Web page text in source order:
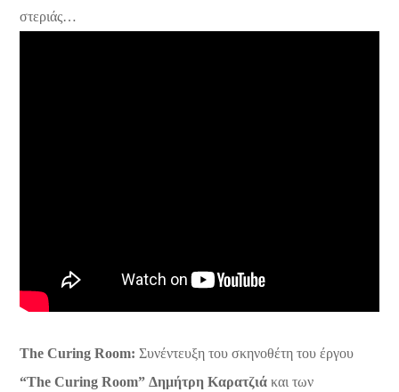
στεριάς…
The Curing Room: Συνέντευξη του σκηνοθέτη του έργου
“The Curing Room” Δημήτρη Καρατζιά και των